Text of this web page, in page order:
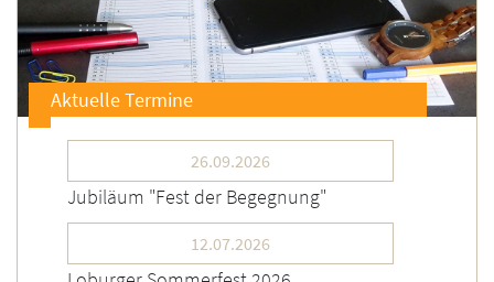
Aktuelle Termine
26.09.2026
Jubiläum "Fest der Begegnung"
12.07.2026